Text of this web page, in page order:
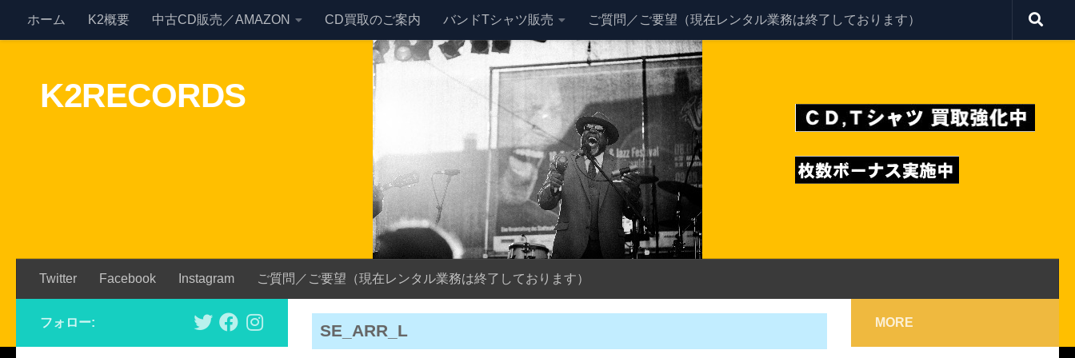
Skip to content
ホーム K2概要 中古CD販売／AMAZON CD買取のご案内 バンドTシャツ販売 ご質問／ご要望（現在レンタル業務は終了しております）
K2RECORDS
Twitter Facebook Instagram ご質問／ご要望（現在レンタル業務は終了しております）
SE_ARR_L
フォロー: MORE